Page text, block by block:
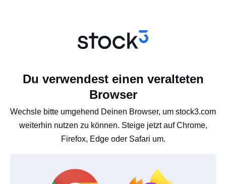
Du verwendest einen veralteten
Browser
Wechsle bitte umgehend Deinen Browser, um stock3.com
weiterhin nutzen zu können. Steige jetzt auf Chrome,
Firefox, Edge oder Safari um.